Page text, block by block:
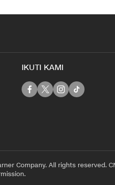
IKUTI KAMI
Company. All rights reserved.